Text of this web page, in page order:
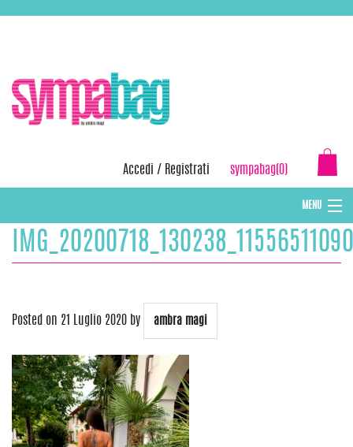
Accedi / Registrati sympabag(0)
MENU
CAPPELLI INVERNALI DONNA
Posted on 21 Luglio 2020 by ambra magi